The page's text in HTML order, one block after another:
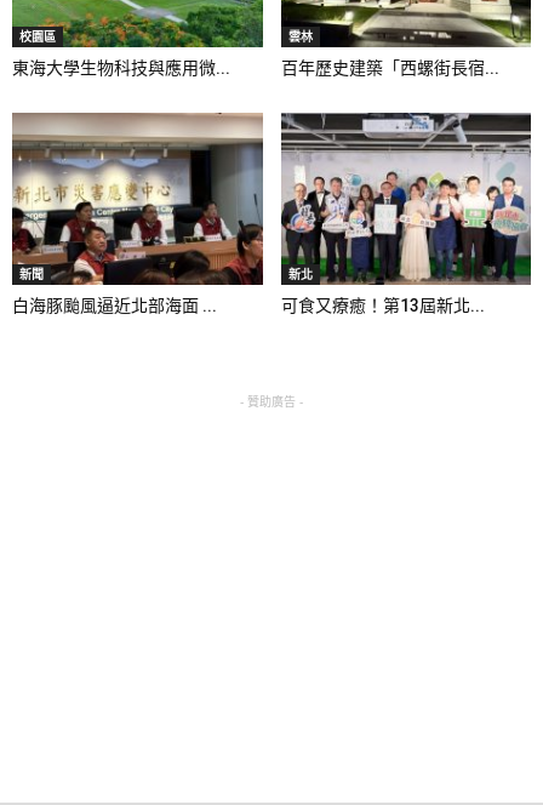
校園區
東海大學生物科技與應用微...
雲林
百年歷史建築「西螺街長宿...
新聞
白海豚颱風逼近北部海面 ...
新北
可食又療癒！第13屆新北...
- 贊助廣告 -